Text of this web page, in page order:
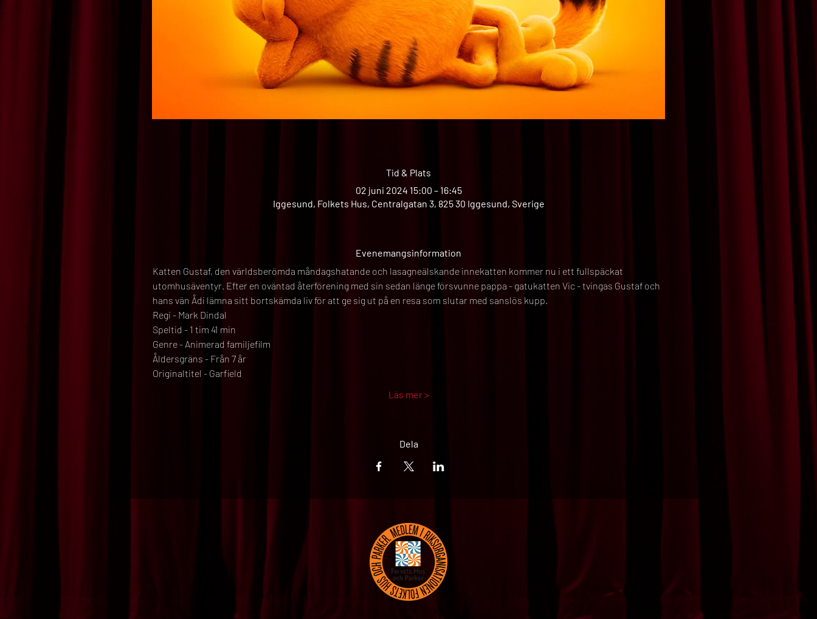
Tid & Plats
02 juni 2024 15:00 – 16:45
Iggesund, Folkets Hus, Centralgatan 3, 825 30 Iggesund, Sverige
Evenemangsinformation
Katten Gustaf, den världsberömda måndagshatande och lasagneälskande innekatten kommer nu i ett fullspäckat
utomhusäventyr. Efter en oväntad återförening med sin sedan länge försvunne pappa - gatukatten Vic - tvingas Gustaf och
hans vän Ådi lämna sitt bortskämda liv för att ge sig ut på en resa som slutar med sanslös kupp.
Regi - Mark Dindal
Speltid - 1 tim 41 min
Genre - Animerad familjefilm
Åldersgräns - Från 7 år
Originaltitel - Garfield
Läs mer >
Dela